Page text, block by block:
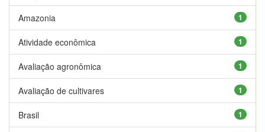
1
Amazonia
1
Atividade econômica
1
Avaliação agronômica
1
Avaliação de cultivares
1
Brasil